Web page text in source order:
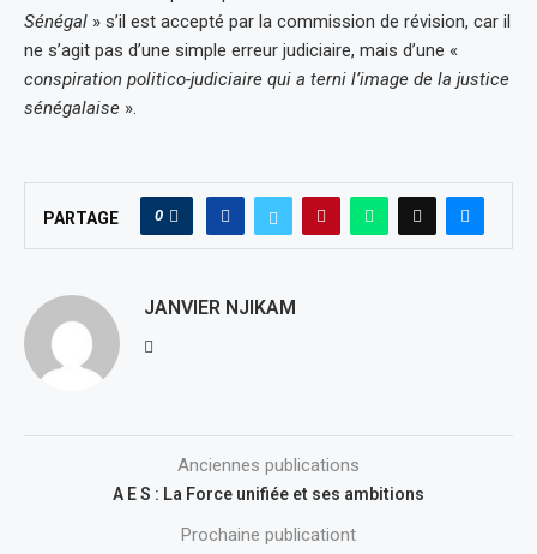
Sénégal » s’il est accepté par la commission de révision, car il
ne s’agit pas d’une simple erreur judiciaire, mais d’une «
conspiration politico-judiciaire qui a terni l’image de la justice
sénégalaise ».
PARTAGE 0
JANVIER NJIKAM
Anciennes publications
A E S : La Force unifiée et ses ambitions
Prochaine publicationt